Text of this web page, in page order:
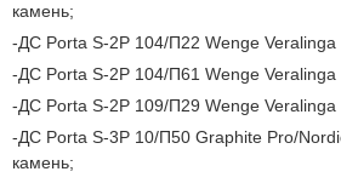
камень;
ДС Porta S-2P 104/П22 Wenge Veralinga
ДС Porta S-2P 104/П61 Wenge Veralinga
ДС Porta S-2P 109/П29 Wenge Veralinga
ДС Porta S-3P 10/П50 Graphite Pro/
камень;